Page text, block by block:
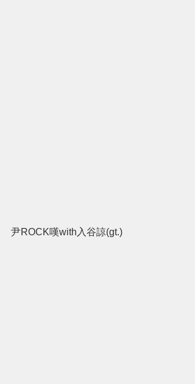
尹ROCK嘆with入谷諒(gt.)